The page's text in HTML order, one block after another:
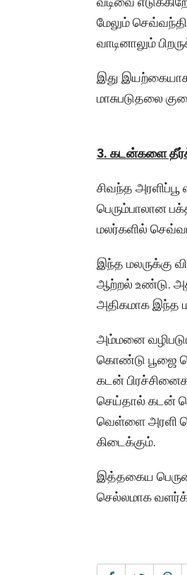
மேலும்
வாடினாலும்
இது
மாசுபடுதலை
3. கடன்களை
சிவந்த அரளிப்பூ
பெரும்பாலான
மலர்களில்
இந்த மலருக்கு
ஆற்றல் உண்டு.
அதிகமாக இந்த
அம்மனை
கொண்டு பூஜை
கடன்
செய்தால் கடன்
வெள்ளை அரளி
கிடைக்கும்.
இத்தகைய
செல்லமாக